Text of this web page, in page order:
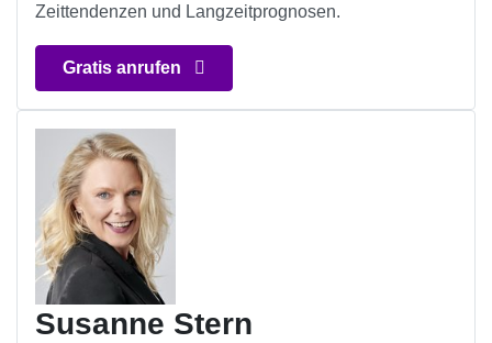
Zeittendenzen und Langzeitprognosen.
Gratis anrufen
Susanne Stern